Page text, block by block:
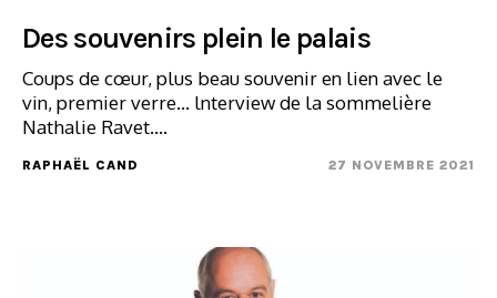
Des souvenirs plein le palais
Coups de cœur, plus beau souvenir en lien avec le
vin, premier verre... lnterview de la sommelière
Nathalie Ravet....
RAPHAËL CAND 27 NOVEMBRE 2021